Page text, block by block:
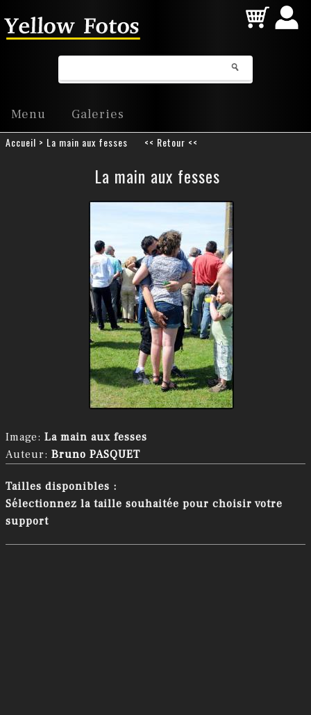
Menu Galeries
Accueil > La main aux fesses << Retour <<
La main aux fesses
Image: La main aux fesses
Auteur: Bruno PASQUET
Tailles disponibles :
Sélectionnez la taille souhaitée pour choisir votre
support